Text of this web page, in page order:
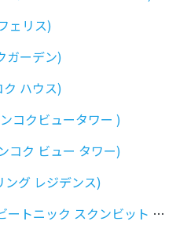
ェリス)
ガーデン)
ク ハウス)
コクビュータワー )
コク ビュー タワー)
グ レジデンス)
ニック スクンビット 32 )